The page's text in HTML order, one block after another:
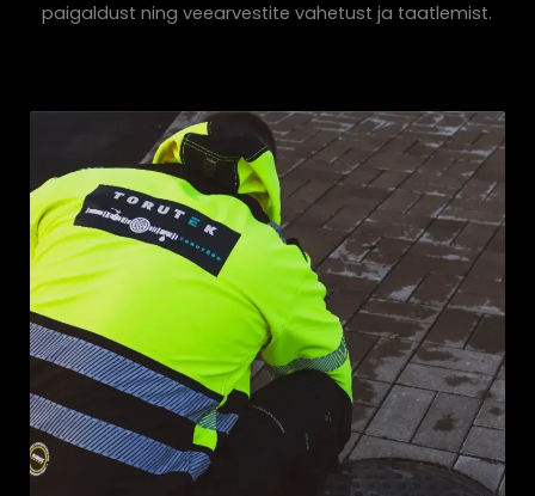
paigaldust ning veearvestite vahetust ja taatlemist.